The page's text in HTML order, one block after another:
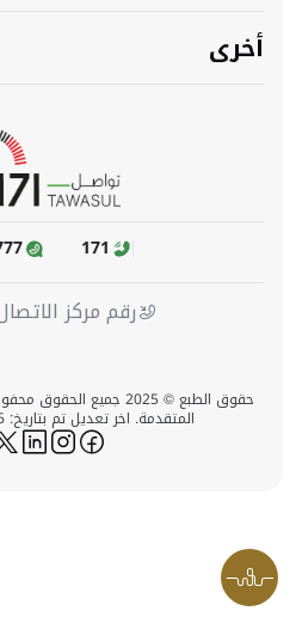
أخرى
171
رقم مركز
حقوق الطبع © 2025 جميع
المتقدمة. اخر تعديل تم بتاريخ: 08/06/2026 01:28 م
facebook